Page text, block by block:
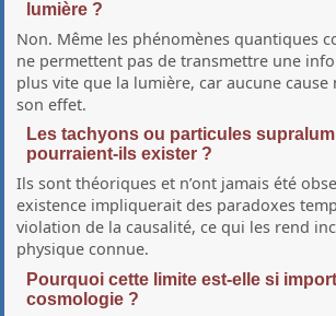
lumière ?
Non. Même les phénomènes quantiques
ne permettent pas de transmettre une
plus vite que la lumière, car aucune
son effet.
Les tachyons ou particules
pourraient-ils exister ?
Ils sont théoriques et n’ont jamais été
existence impliquerait des paradoxes
violation de la causalité, ce qui les rend
physique connue.
Pourquoi cette limite est-elle si
cosmologie ?